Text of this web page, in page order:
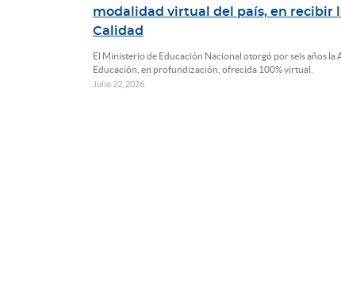
modalidad virtual del país, en recibir
Calidad
El Ministerio de Educación Nacional otorgó por seis años la
Educación, en profundización, ofrecida 100% virtual.
Julio 22, 2026